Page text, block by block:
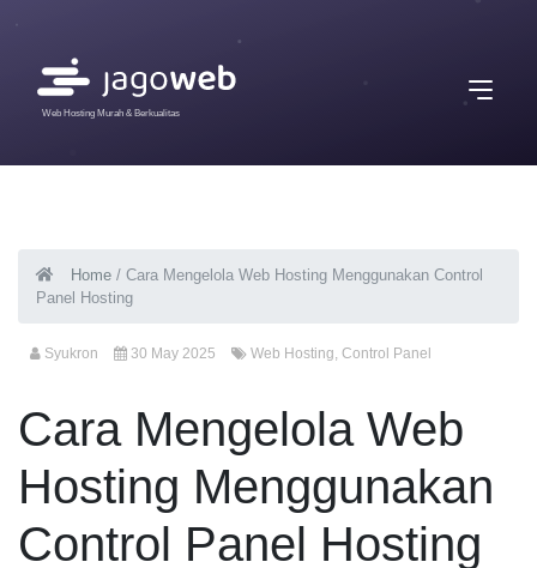
Web Hosting Murah & Berkualitas
Home / Cara Mengelola Web Hosting Menggunakan Control
Panel Hosting
Syukron 30 May 2025 Web Hosting, Control Panel
Cara Mengelola Web
Hosting Menggunakan
Control Panel Hosting